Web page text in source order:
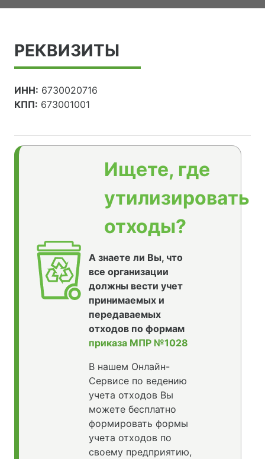
РЕКВИЗИТЫ
ИНН: 6730020716
КПП: 673001001
Ищете, где
утилизировать
отходы?
А знаете ли Вы, что
все организации
должны вести учет
принимаемых и
передаваемых
отходов по формам
приказа МПР №1028
В нашем Онлайн-
Сервисе по ведению
учета отходов Вы
можете бесплатно
формировать формы
учета отходов по
своему предприятию,